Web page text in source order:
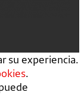
su experiencia.
.